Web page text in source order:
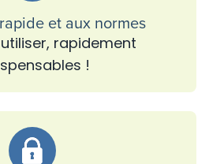
et aux normes
rapidement
!